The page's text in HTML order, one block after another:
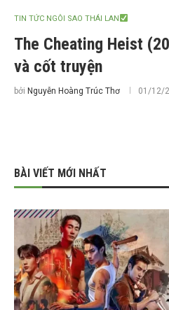
TIN TỨC NGÔI SAO THÁI LAN
The Cheating Heist
và cốt truyện
bởi Nguyễn Hoàng Trúc Thơ 01/12/
BÀI VIẾT MỚI NHẤT